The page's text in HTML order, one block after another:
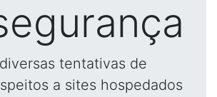
tentativas de
a sites hospedados